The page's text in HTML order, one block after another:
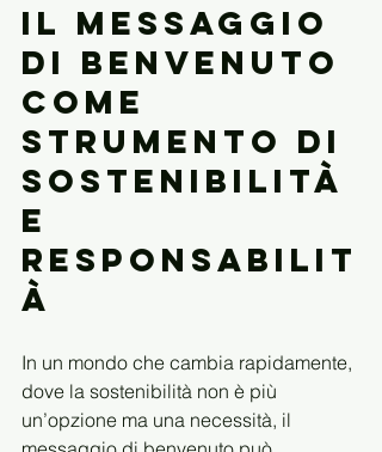
Il messaggio
di benvenuto
come
strumento di
sostenibilità
e
responsabilit
à
In un mondo che cambia rapidamente,
dove la sostenibilità non è più
un’opzione ma una necessità, il